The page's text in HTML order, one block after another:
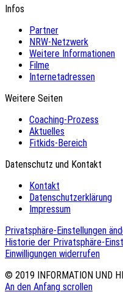
Infos
Partner
NRW-Netzwerk
Weitere Informationen
Filme
Internetadressen
Weitere Seiten
Coaching-Prozess
Aktuelles
Fitkids-Bereich
Datenschutz und Kontakt
Kontakt
Datenschutzerklärung
Impressum
Privatsphäre-Einstellungen
Historie der Privatsphäre-
Einwilligungen widerrufen
© 2019
INFORMATION UND
An den Anfang scrollen